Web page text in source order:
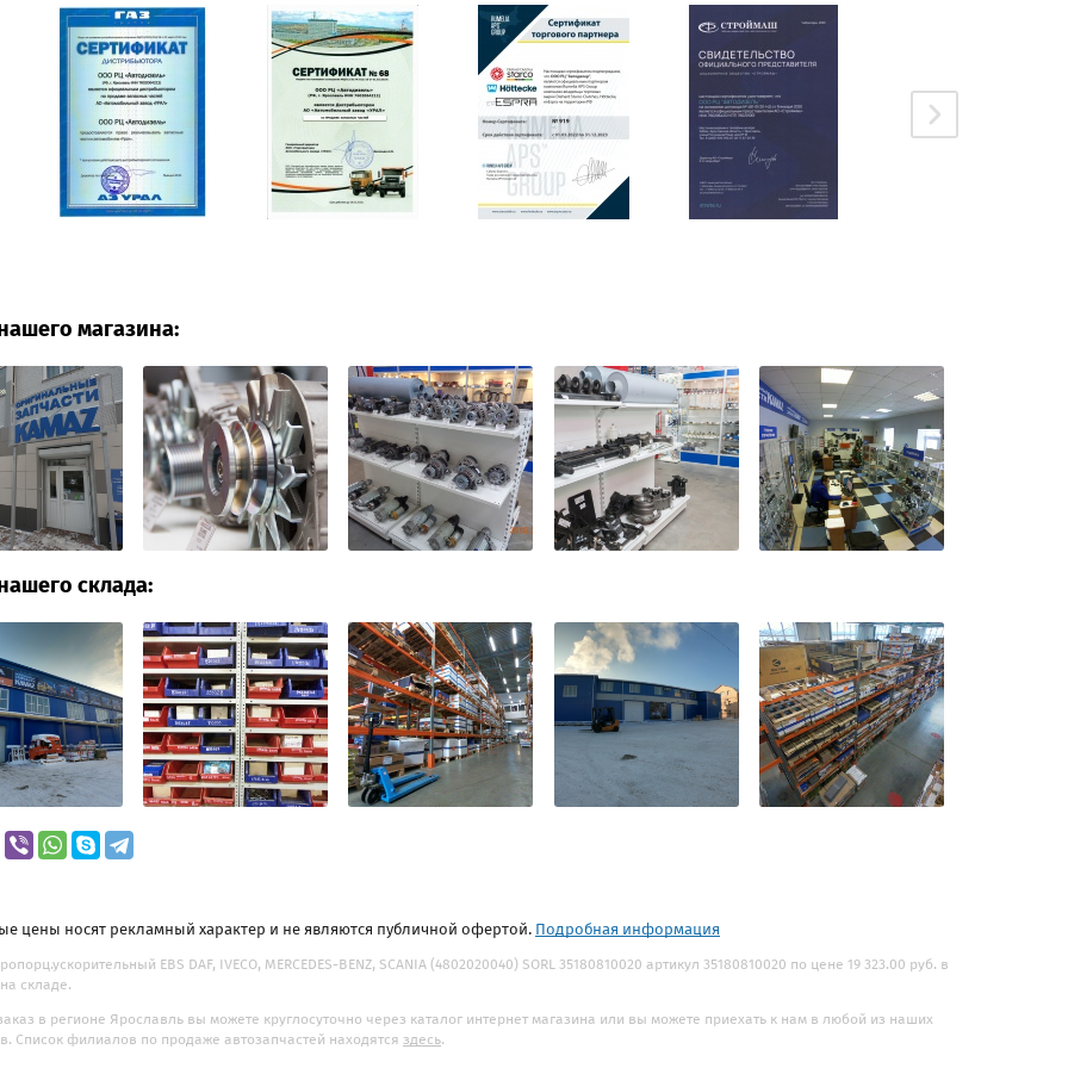
магазина:
склада:
цены носят рекламный характер и не являются публичной офертой. Подробная информация
EBS DAF, IVECO, MERCEDES-BENZ, SCANIA (4802020040) SORL 35180810020 артикул 35180810020 по цене 19 323.00 руб. в
складе.
в регионе Ярославль вы можете круглосуточно через каталог интернет магазина или вы можете приехать к нам в любой из наших
Список филиалов по продаже автозапчастей находятся здесь.